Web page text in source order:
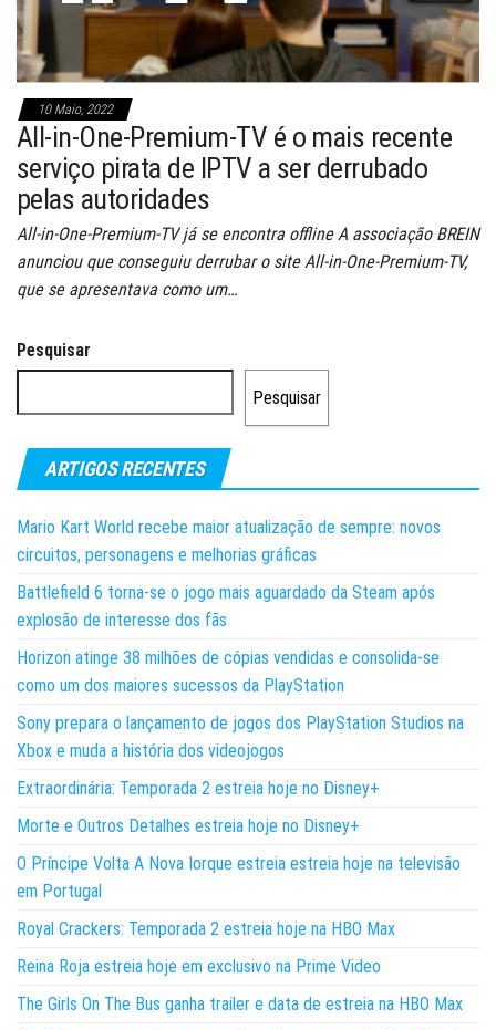
10 Maio, 2022
All-in-One-Premium-TV é o mais recente
serviço pirata de IPTV a ser derrubado
pelas autoridades
All-in-One-Premium-TV já se encontra offline A associação BREIN
anunciou que conseguiu derrubar o site All-in-One-Premium-TV,
que se apresentava como um…
Pesquisar
Pesquisar
ARTIGOS RECENTES
Mario Kart World recebe maior atualização de sempre: novos
circuitos, personagens e melhorias gráficas
Battlefield 6 torna-se o jogo mais aguardado da Steam após
explosão de interesse dos fãs
Horizon atinge 38 milhões de cópias vendidas e consolida-se
como um dos maiores sucessos da PlayStation
Sony prepara o lançamento de jogos dos PlayStation Studios na
Xbox e muda a história dos videojogos
Extraordinária: Temporada 2 estreia hoje no Disney+
Morte e Outros Detalhes estreia hoje no Disney+
O Príncipe Volta A Nova Iorque estreia estreia hoje na televisão
em Portugal
Royal Crackers: Temporada 2 estreia hoje na HBO Max
Reina Roja estreia hoje em exclusivo na Prime Video
The Girls On The Bus ganha trailer e data de estreia na HBO Max